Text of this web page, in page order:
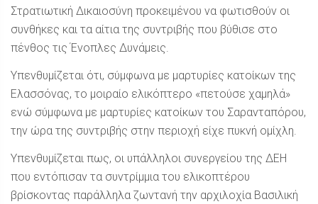
Στρατιωτική Δικαιοσύνη προκειμένου να φωτισθούν οι
συνθήκες και τα αίτια της συντριβής που βύθισε στο
πένθος τις Ένοπλες Δυνάμεις.
Υπενθυμίζεται ότι, σύμφωνα με μαρτυρίες κατοίκων της
Ελασσόνας, το μοιραίο ελικόπτερο «πετούσε χαμηλά»
ενώ σύμφωνα με μαρτυρίες κατοίκων του Σαρανταπόρου,
την ώρα της συντριβής στην περιοχή είχε πυκνή ομίχλη.
Υπενθυμίζεται πως, οι υπάλληλοι συνεργείου της ΔΕΗ
που εντόπισαν τα συντρίμμια του ελικοπτέρου
βρίσκοντας παράλληλα ζωντανή την αρχιλοχία Βασιλική